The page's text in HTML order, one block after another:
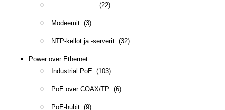
(22)
Modeemit(3)
NTP-kellot ja -serverit(32)
Power over Ethernet(
Industrial PoE(103)
PoE over COAX/TP (6)
PoE-hubit(9)